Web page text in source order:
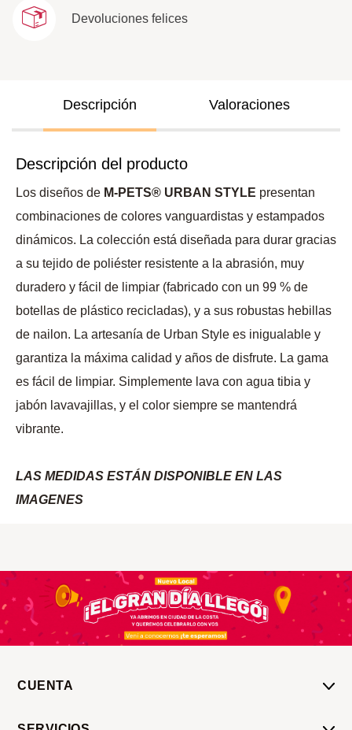
Devoluciones felices
Descripción Valoraciones
Descripción del producto
Los diseños de M-PETS® URBAN STYLE presentan
combinaciones de colores vanguardistas y estampados
dinámicos. La colección está diseñada para durar gracias
a su tejido de poliéster resistente a la abrasión, muy
duradero y fácil de limpiar (fabricado con un 99 % de
botellas de plástico recicladas), y a sus robustas hebillas
de nailon. La artesanía de Urban Style es inigualable y
garantiza la máxima calidad y años de disfrute. La gama
es fácil de limpiar. Simplemente lava con agua tibia y
jabón lavavajillas, y el color siempre se mantendrá
vibrante.
LAS MEDIDAS ESTÁN DISPONIBLE EN LAS
IMAGENES
CUENTA